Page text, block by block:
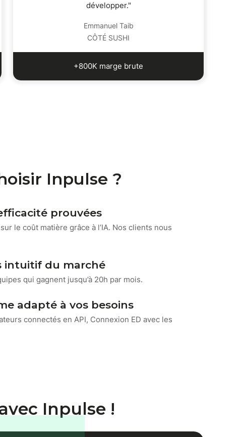
développer."
Emmanuel Taib
CÔTÉ SUSHI
+800K marge brute
Inpulse ?
prouvées
le coût matière grâce à l’IA. Nos clients nous
intuitif du marché
qui gagnent jusqu’à 20h par mois.
adapté à vos besoins
connectés en API, Connexion ED avec les
Inpulse !